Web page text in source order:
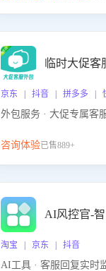
临时大促客
京东 | 抖音 | 拼多多 |
外包服务 · 大促专属客
咨询体验已售889+
AI风控官-
淘宝 | 京东 | 抖音
AI工具 · 客服回复实时